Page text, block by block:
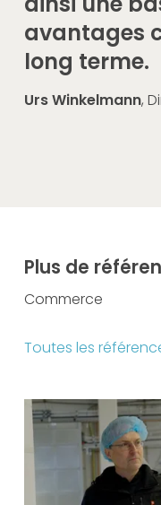
avantages
long terme.
Urs Winkelmann,
Plus de
Commerce
Toutes les